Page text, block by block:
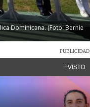
Dominicana. (Foto: Bernie
PUBLICIDAD
+VISTO